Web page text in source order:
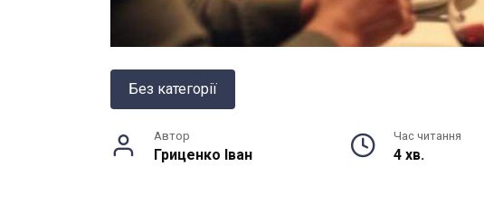
Без категорії
Автор
Гриценко Іван
Час читання
4 хв.